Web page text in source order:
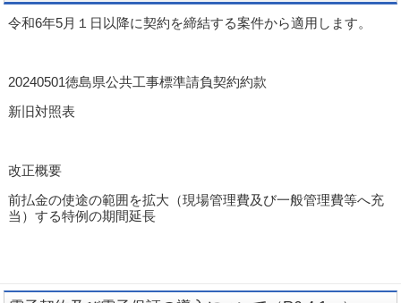
令和6年5月１日以降に契約を締結する案件から適用します。
20240501徳島県公共工事標準請負契約約款
新旧対照表
改正概要
前払金の使途の範囲を拡大（現場管理費及び一般管理費等へ充
当）する特例の期間延長